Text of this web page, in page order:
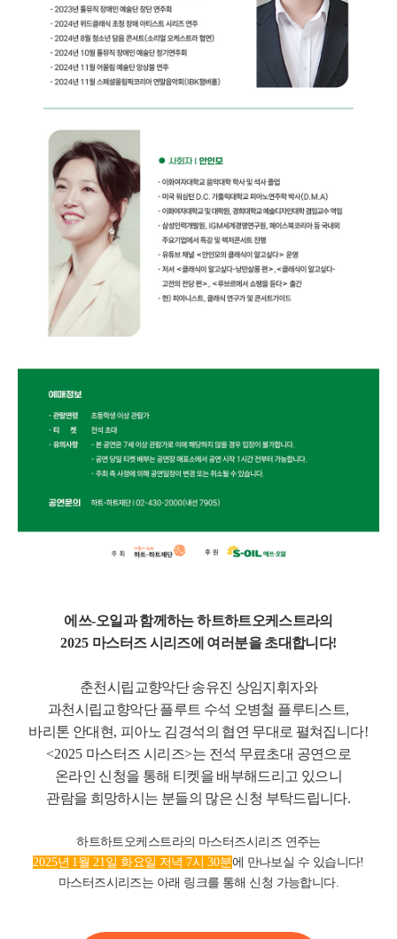
에쓰-오일과 함께하는 하트하트오케스트라의
2025 마스터즈 시리즈에 여러분을 초대합니다!
춘천시립교향악단 송유진 상임지휘자와
과천시립교향악단 플루트 수석 오병철 플루티스트,
바리톤 안대현, 피아노 김경석의 협연 무대로 펼쳐집니다!
<2025 마스터즈 시리즈>는 전석 무료초대 공연으로
온라인 신청을 통해 티켓을 배부해드리고 있으니
관람을 희망하시는 분들의 많은 신청 부탁드립니다.
하트하트오케스트라의 마스터즈시리즈 연주는
2025년 1 월 21 일 화요일 저녁 7시30분에 만나보실 수 있습니다!
마스터즈시리즈는 아래 링크를 통해 신청 가능합니다.